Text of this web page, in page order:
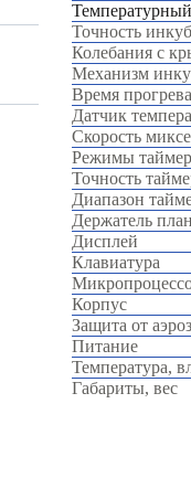
Точность
Колебания с
Механизм
Время прогрева
Датчик
Скорость
Режимы
Точность
Диапазон
Держатель
Дисплей
Клавиатура
Корпус
Защита от
Питание
Температура,
Габариты, вес